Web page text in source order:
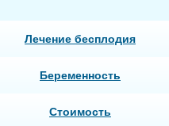
Лечение бесплодия
Беременность
Стоимость